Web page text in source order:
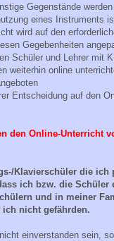
Gegenstände
eines Instruments
wird auf den
Gegebenheiten
Schüler und Lehrer mit
weiterhin online
Entscheidung auf den
den Online-Unterricht
Klavierschüler die
ich bzw. die Schüler
und in meiner
nicht gefährden.
einverstanden sein,